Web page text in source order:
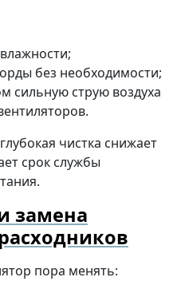
без необходимости;
сильную струю воздуха
чистка снижает
срок службы
замена
пора менять: